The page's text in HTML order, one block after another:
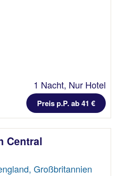
1 Nacht, Nur Hotel
Preis p.P. ab 41 €
Central
Großbritannien